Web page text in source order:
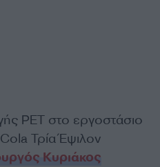
PET στο εργοστάσιο
Τρία Έψιλον
Κυριάκος